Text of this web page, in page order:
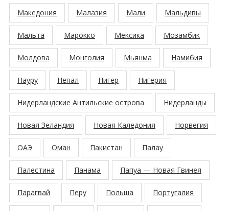
Македония Малазия Мали Мальдивы
Мальта Марокко Мексика Мозамбик
Молдова Монголия Мьянма Намибия
Науру Непал Нигер Нигерия
Нидерландские Антильские острова Нидерланды
Новая Зеландия Новая Каледония Норвегия
ОАЭ Оман Пакистан Палау
Палестина Панама Папуа — Новая Гвинея
Парагвай Перу Польша Португалия